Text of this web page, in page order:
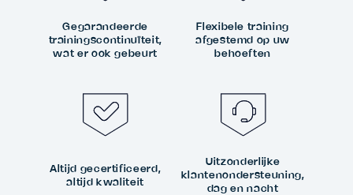
Gegarandeerde
trainingscontinuïteit,
wat er ook gebeurt
Flexibele training
afgestemd op uw
behoeften
Altijd gecertificeerd,
altijd kwaliteit
Uitzonderlijke
klantenondersteuning,
dag en nacht